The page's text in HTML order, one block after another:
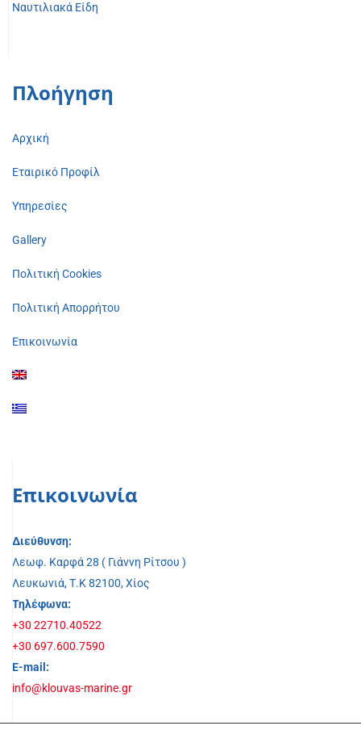
Ναυτιλιακά Είδη
Πλοήγηση
Αρχική
Εταιρικό Προφίλ
Υπηρεσίες
Gallery
Πολιτική Cookies
Πολιτική Απορρήτου
Επικοινωνία
Επικοινωνία
Διεύθυνση:
Λεωφ. Καρφά 28 ( Γιάννη Ρίτσου )
Λευκωνιά, Τ.Κ 82100, Χίος
Τηλέφωνα:
+30 22710.40522
+30 697.600.7590
E-mail:
info@klouvas-marine.gr